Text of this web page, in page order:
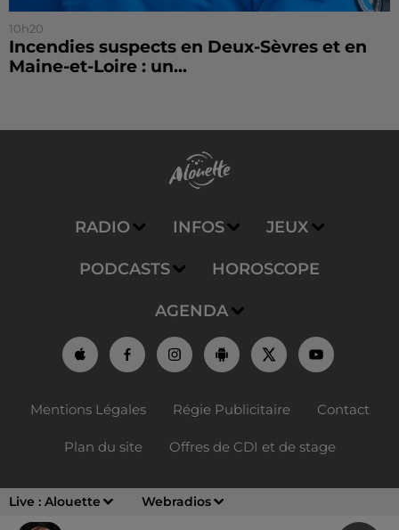
Live : Alouette Webradios
10h20
Incendies suspects en Deux-Sèvres et en
Maine-et-Loire : un...
RADIO INFOS JEUX
PODCASTS HOROSCOPE
AGENDA
Mentions Légales Régie Publicitaire Contact
Plan du site Offres de CDI et de stage